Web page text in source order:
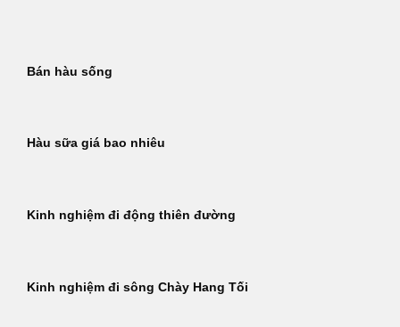
dungBán hàu sống
Hàu sữa giá bao nhiêu
Kinh nghiệm đi động thiên đường
Kinh nghiệm đi sông Chày Hang Tối